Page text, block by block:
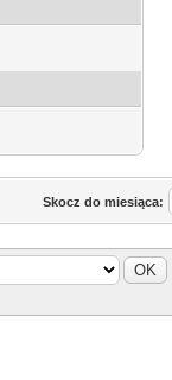
Skocz do miesiąca: